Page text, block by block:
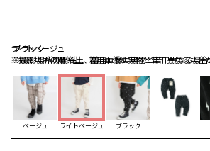
ライトベージュ
※撮影場所の関係上、着用画像は実物と若干異なる場合
ブラック
※撮影場所の関係上、着用画像は実物と若干異なる場合
ブラック
ベージュ ライトベージュ ブラック